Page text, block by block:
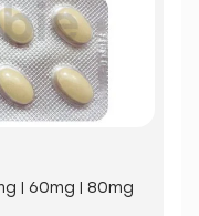
| 60mg | 80mg